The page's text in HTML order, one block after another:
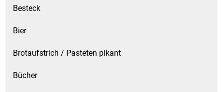
Service
Besteck
Bier
Brotaufstrich / Pasteten pikant
Bücher